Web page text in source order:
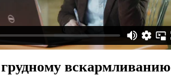
вскармливанию